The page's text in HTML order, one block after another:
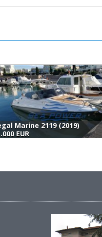
Marine 2119 (2019)
EUR